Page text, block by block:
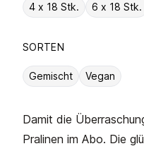
4 x 18 Stk. 6 x 18 Stk.
SORTEN
Gemischt Vegan
Damit die
Pralinen im Abo. Die